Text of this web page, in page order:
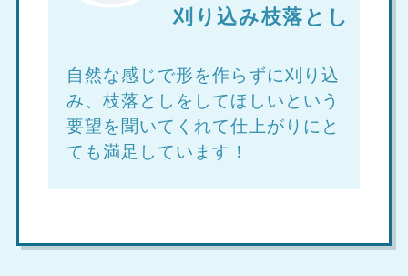
刈り込み枝落とし
自然な感じで形を作らずに刈り込
み、枝落としをしてほしいという
要望を聞いてくれて仕上がりにと
ても満足しています！